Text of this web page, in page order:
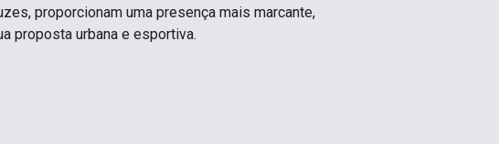
proporcionam uma presença mais marcante,
proposta urbana e esportiva.